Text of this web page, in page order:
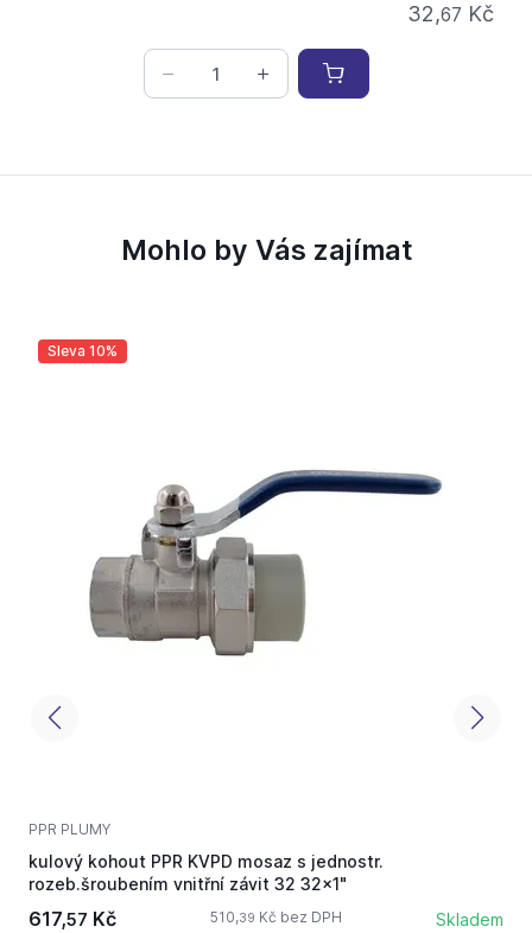
32,67 Kč
Mohlo by Vás zajímat
Sleva 10%
PPR PLUMY
kulový kohout PPR KVPD mosaz s jednostr.
rozeb.šroubením vnitřní závit 32 32x1"
617,57 Kč 510,39 Kč bez DPH Skladem